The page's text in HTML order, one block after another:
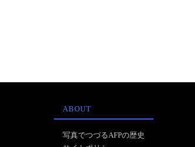
ABOUT
写真でつづるAFPの歴史